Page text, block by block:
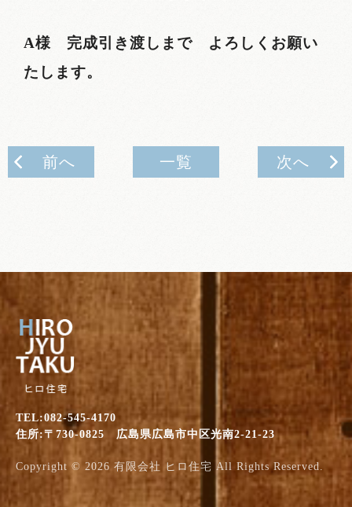
A様 完成引き渡しまで よろしくお願い
たします。
前へ 一覧 次へ
TEL:082-545-4170
住所:〒730-0825 広島県広島市中区光南2-21-23
Copyright © 2026 有限会社 ヒロ住宅 All Rights Reserved.